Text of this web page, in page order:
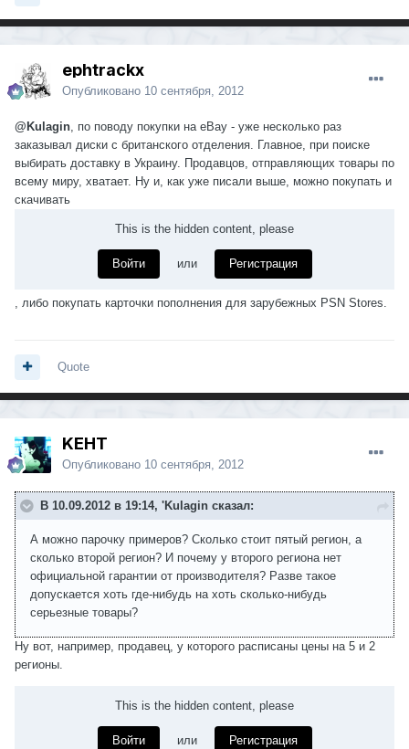
ephtrackx
Опубликовано 10 сентября, 2012
@Kulagin, по поводу покупки на eBay - уже несколько раз
заказывал диски с британского отделения. Главное, при поиске
выбирать доставку в Украину. Продавцов, отправляющих товары по
всему миру, хватает. Ну и, как уже писали выше, можно покупать и
скачивать
This is the hidden content, please
Войти или Регистрация
, либо покупать карточки пополнения для зарубежных PSN Stores.
Quote
KEHT
Опубликовано 10 сентября, 2012
В 10.09.2012 в 19:14, 'Kulagin сказал:
А можно парочку примеров? Сколько стоит пятый регион, а
сколько второй регион? И почему у второго региона нет
официальной гарантии от производителя? Разве такое
допускается хоть где-нибудь на хоть сколько-нибудь
серьезные товары?
Ну вот, например, продавец, у которого расписаны цены на 5 и 2
регионы.
This is the hidden content, please
Войти или Регистрация